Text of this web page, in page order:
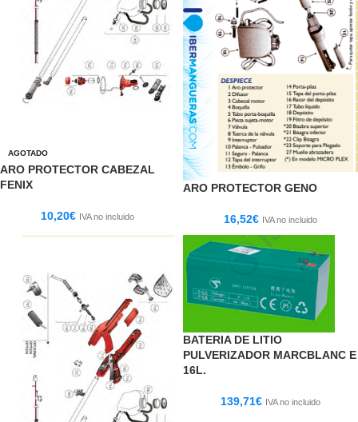
AGOTADO
ARO PROTECTOR CABEZAL
FENIX
10,20€ IVA no incluido
ARO PROTECTOR GENO
16,52€ IVA no incluido
BATERIA DE LITIO
PULVERIZADOR MARCBLANC E
16L.
139,71€ IVA no incluido